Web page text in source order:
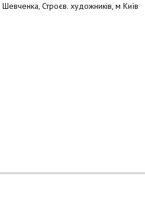
Строєв. художників, м Київ